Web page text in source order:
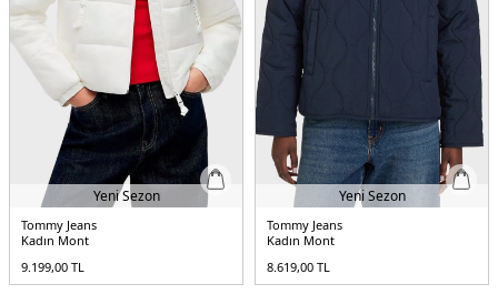
Yeni Sezon
Tommy Jeans
Kadın Mont
9.199,00 TL
Yeni Sezon
Tommy Jeans
Kadın Mont
8.619,00 TL